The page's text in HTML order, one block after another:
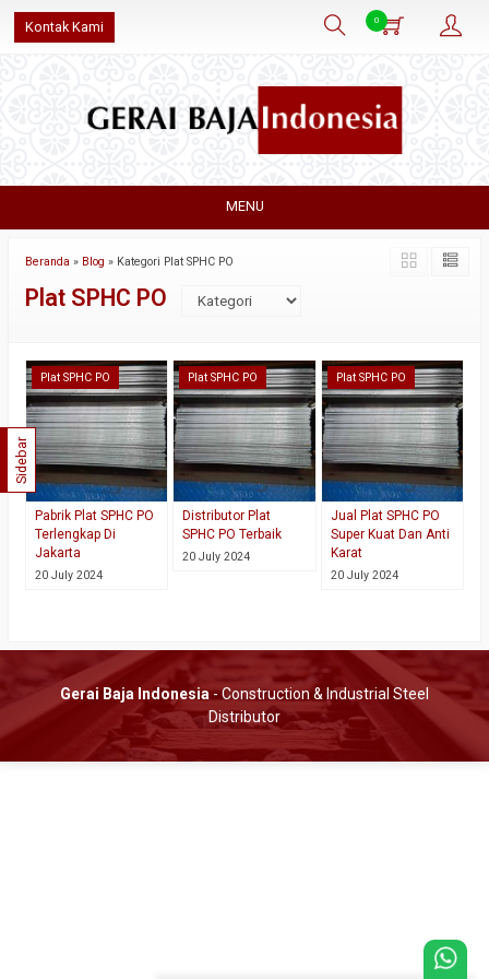
Kontak Kami 0
MENU
Beranda » Blog » Kategori Plat SPHC PO
Plat SPHC PO
Plat SPHC PO
Pabrik Plat SPHC PO
Terlengkap Di
Jakarta
20 July 2024
Plat SPHC PO
Distributor Plat
SPHC PO Terbaik
20 July 2024
Plat SPHC PO
Jual Plat SPHC PO
Super Kuat Dan Anti
Karat
20 July 2024
Sidebar
Gerai Baja Indonesia- Construction & Industrial Steel
Distributor